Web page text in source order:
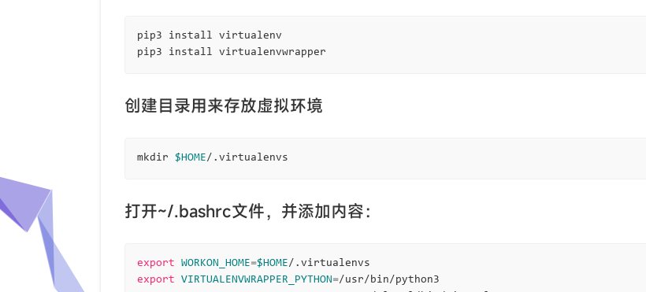
pip3 install virtualenv
创建目录用来存放虚拟环境
mkdir $HOME
打开~/.bashrc文件，并添加内容：
export WORKON_HOME=$HOME
export
VIRTUALENVWRAPPER_PYTHON =